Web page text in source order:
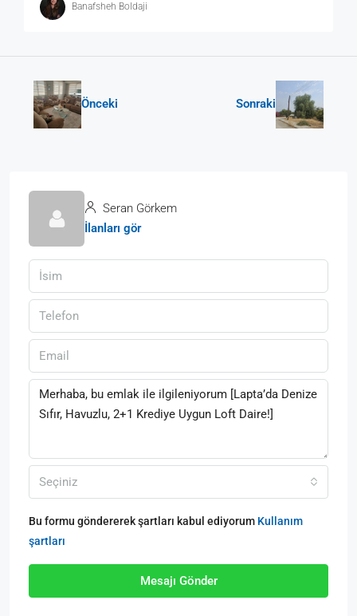
Banafsheh Boldaji
Önceki Sonraki
Seran Görkem
İlanları gör
Seçiniz
Bu formu göndererek şartları kabul ediyorum Kullanım
şartları
Mesajı Gönder